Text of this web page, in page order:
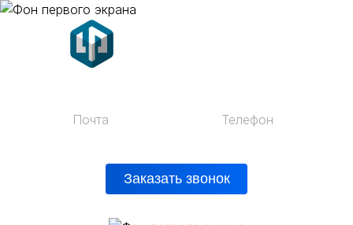
Почта
Телефон
Заказать звонок